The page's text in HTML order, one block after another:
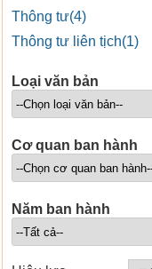
Thông tư(4)
Thông tư liên tịch(1)
Loại văn bản
Cơ quan ban hành
Năm ban hành